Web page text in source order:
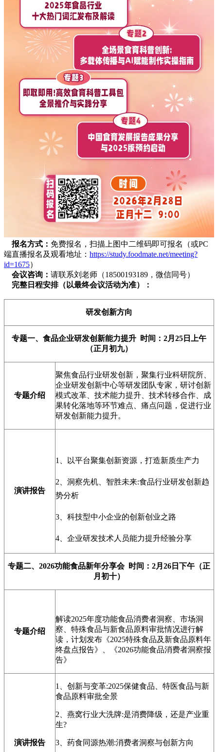
报名方式： 免费报名，扫描上图中二维码即可报名 （或PC
端直播报名及观看地址： https://study.foodmate.net/meeting?
id=1675）
会议咨询： 请联系刘老师（18500193189，微信同号）
完整日程安排（ 以最终会议活动为准）：
研发创新方向
专题一、食品企业研发创新能力提升 时间：2月25日上午
（正月初九）
专题介绍
聚焦食品行业研发创新，聚集行业科研院所、
企业研发创新中心等研发团队专家，研讨创新
模式改革、技术能力提升、技术转移合作、成
果转化落地等环节难点、痛点问题，促进行业
研发创新能力提升。
演讲报告
1、以平台聚集创新资源，打造新质生产力
2、洞察先机、智胜未来:食品行业研发创新趋
势分析
3、科技型中小企业的创新创业之路
4、企业研发技术人员能力提升经验分享
专题二、2026功能食品新年分享会 时间：2月26日下午（正
月初十）
专题介绍
解读2025年度功能食品消费者洞察、市场洞
察、特殊食品与新食品原料审批情况进行解
读，计划发布《2025特殊食品及新食品原料年
终盘点报告》、《2026功能食品消费者洞察报
告》
演讲报告
1、创新与变革:2025保健食品、特医食品与新
食品原料审批全景
2、燕窝行业大洗牌:是消费降级，还是产业重
生?
3、药食同源热潮:消费者洞察与创新方向